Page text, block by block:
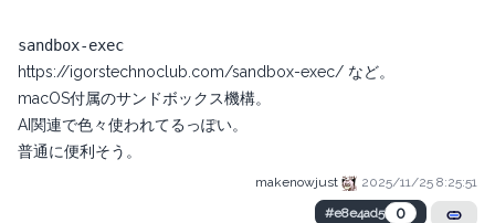
sandbox-exec
https://igorstechnoclub.com/sandbox-exec/ など。
macOS付属のサンドボックス機構。
AI関連で色々使われてるっぽい。
普通に便利そう。
makenowjust
2025/11/25 8:25:51
#e8e4ad5
0